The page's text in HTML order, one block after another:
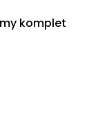
komplet